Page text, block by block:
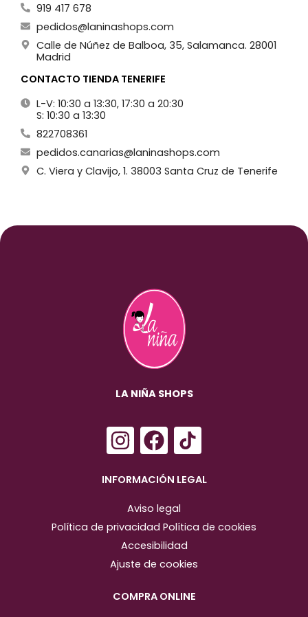
919 417 678
pedidos@laninashops.com
Calle de Núñez de Balboa, 35, Salamanca. 28001
Madrid
CONTACTO TIENDA TENERIFE
L-V: 10:30 a 13:30, 17:30 a 20:30
S: 10:30 a 13:30
822708361
pedidos.canarias@laninashops.com
C. Viera y Clavijo, 1. 38003 Santa Cruz de Tenerife
LA NIÑA SHOPS
I
n
s
a
g
r
m
F
a
c
e
b
o
o
INFORMACIÓN LEGAL
Aviso legal
Política de privacidad Política de cookies
Accesibilidad
Ajuste de cookies
COMPRA ONLINE